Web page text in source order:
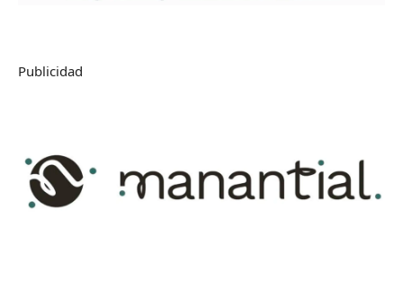
Publicidad